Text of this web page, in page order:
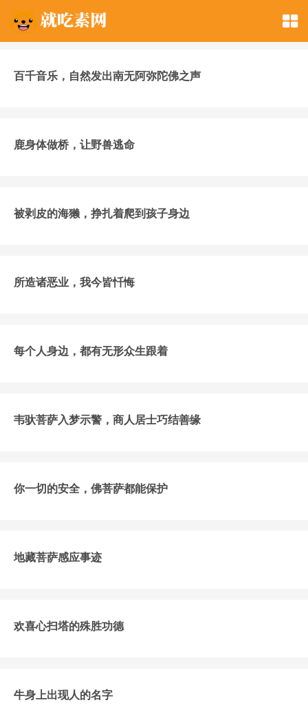
百千音乐，自然发出南无阿弥陀佛之声
鹿身体做桥，让野兽逃命
被剥皮的海獭，挣扎着爬到孩子身边
所造诸恶业，我今皆忏悔
每个人身边，都有无形众生跟着
韦驮菩萨入梦示警，商人居士巧结善缘
你一切的安全，佛菩萨都能保护
地藏菩萨感应事迹
欢喜心扫塔的殊胜功德
牛身上出现人的名字